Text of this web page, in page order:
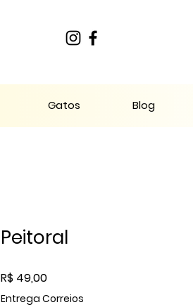
Gatos Blog
Peitoral
R$ 49,00Preço
Entrega Correios